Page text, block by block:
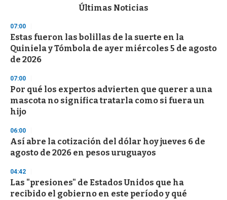
d
s
o
f
3
s
e
c
o
n
Últimas Noticias
07:00
Estas fueron las bolillas de la suerte en la
Quiniela y Tómbola de ayer miércoles 5 de agosto
de 2026
07:00
Por qué los expertos advierten que querer a una
mascota no significa tratarla como si fuera un
hijo
06:00
Así abre la cotización del dólar hoy jueves 6 de
agosto de 2026 en pesos uruguayos
04:42
Las "presiones" de Estados Unidos que ha
recibido el gobierno en este período y qué